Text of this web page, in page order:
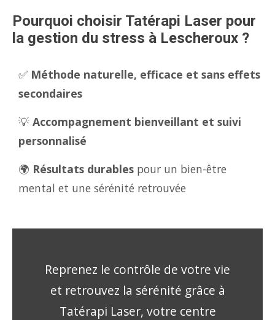
Pourquoi choisir Tatérapi Laser pour
la gestion du stress à Lescheroux ?
✅ Méthode naturelle, efficace et sans effets
secondaires
💡 Accompagnement bienveillant et suivi
personnalisé
🌍 Résultats durables pour un bien-être
mental et une sérénité retrouvée
Reprenez le contrôle de votre vie
et retrouvez la sérénité grâce à
Tatérapi Laser, votre centre